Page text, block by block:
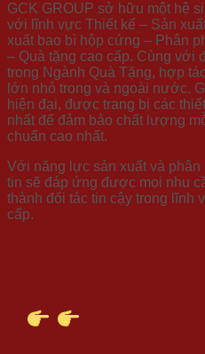
GCK GROUP sở hữu một hệ
với lĩnh vực Thiết kế – Sản
xuất bao bì hộp cứng – Phân
– Quà tặng cao cấp. Cùng với
trong Ngành Quà Tặng, hợp
lớn nhỏ trong và ngoài nước.
hiện đại, được trang bị các
nhất để đảm bảo chất lượng
chuẩn cao nhất.
Với năng lực sản xuất và
tin sẽ đáp ứng được mọi nhu
thành đối tác tin cậy trong lĩnh
cấp.